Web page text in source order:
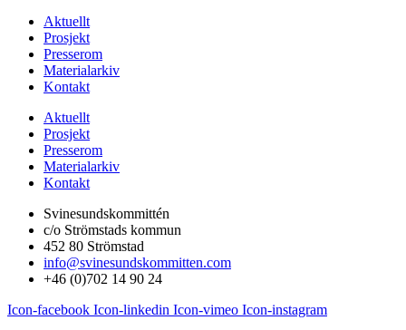
Aktuellt
Prosjekt
Presserom
Materialarkiv
Kontakt
Aktuellt
Prosjekt
Presserom
Materialarkiv
Kontakt
Svinesundskommittén
c/o Strömstads kommun
452 80 Strömstad
info@svinesundskommitten.com
+46 (0)702 14 90 24
Icon-facebook Icon-linkedin Icon-vimeo Icon-instagram